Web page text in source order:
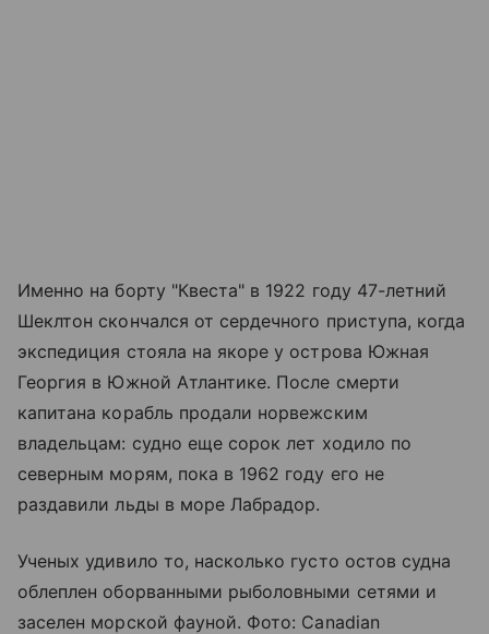
Именно на борту "Квеста" в 1922 году 47-летний
Шеклтон скончался от сердечного приступа, когда
экспедиция стояла на якоре у острова Южная
Георгия в Южной Атлантике. После смерти
капитана корабль продали норвежским
владельцам: судно еще сорок лет ходило по
северным морям, пока в 1962 году его не
раздавили льды в море Лабрадор.
Ученых удивило то, насколько густо остов судна
облеплен оборванными рыболовными сетями и
заселен морской фауной. Фото: Canadian